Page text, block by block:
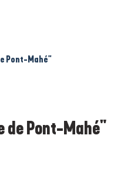
Pont-Mahé"
de Pont-Mahé"